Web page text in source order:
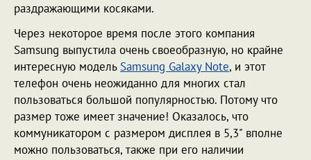
раздражающими косяками.
Через некоторое время после этого компания
Samsung выпустила очень своеобразную, но крайне
интересную модель Samsung Galaxy Note, и этот
телефон очень неожиданно для многих стал
пользоваться большой популярностью. Потому что
размер тоже имеет значение! Оказалось, что
коммуникатором с размером дисплея в 5,3" вполне
можно пользоваться, также при его наличии